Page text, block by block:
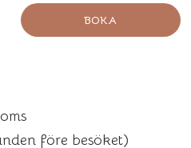
BOKA
före besöket)